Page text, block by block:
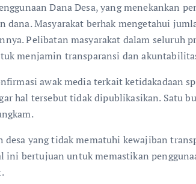
Dana Desa, yang menekankan
dana. Masyarakat berhak mengetahui
Pelibatan masyarakat dalam seluruh
menjamin transparansi dan
awak media terkait ketidakadaan
hal tersebut tidak dipublikasikan. Satu
desa yang tidak mematuhi kewajiban
ini bertujuan untuk memastikan